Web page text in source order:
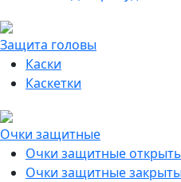
Защита головы
Каски
Каскетки
Очки защитные
Очки защитные
Очки защитные